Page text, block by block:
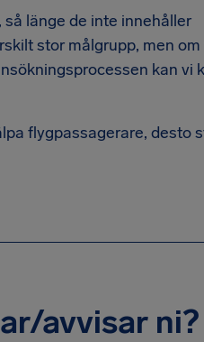
länge de inte innehåller
stor målgrupp, men om
kan vi
flygpassagerare, desto
avvisar ni?